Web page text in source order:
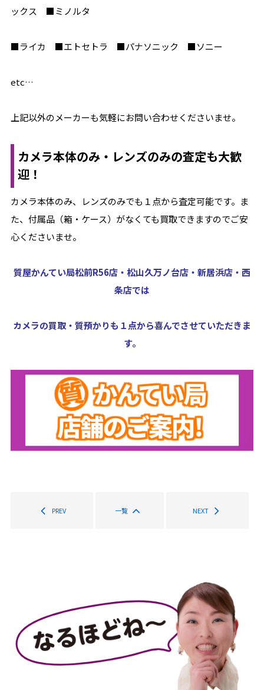
ックス ■ミノルタ
■ライカ ■エトセトラ ■パナソニック ■ソニー
etc…
上記以外のメーカーも気軽にお問い合わせくださいませ。
カメラ本体のみ・レンズのみの査定も大歓
迎！
カメラ本体のみ、レンズのみでも１点から査定可能です。ま
た、付属品（箱・ケース）がなくても買取できますのでご安
心くださいませ。
質屋かんてい局松前R56店・松山久万ノ台店・新居浜店・西
条店では
カメラの買取・質預かりも１点から喜んでさせていただきま
す。
PREV 一覧 NEXT